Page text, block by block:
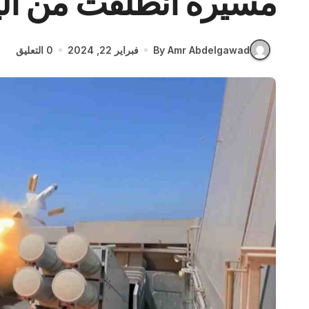
By Amr Abdelgawad فبراير 22, 2024 0 التعليق